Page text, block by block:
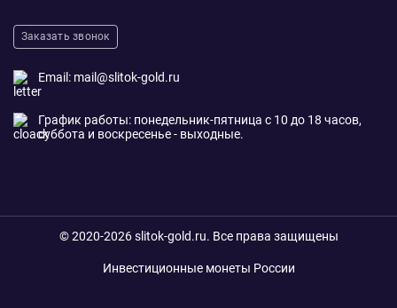
Заказать звонок
Email: mail@slitok-gold.ru
График работы: понедельник-пятница с 10 до 18 часов,
суббота и воскресенье - выходные.
© 2020-2026 slitok-gold.ru. Все права защищены
Инвестиционные монеты России